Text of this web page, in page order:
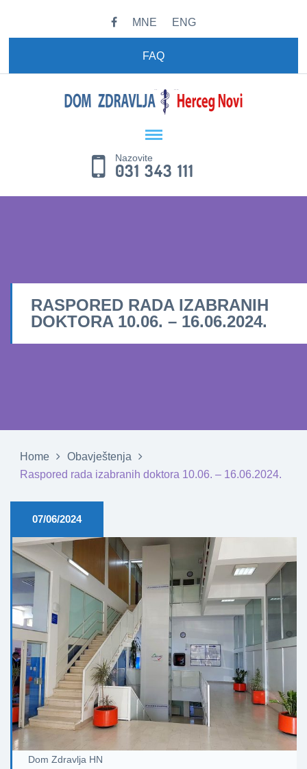
MNE ENG
FAQ
Nazovite
031 343 111
RASPORED RADA IZABRANIH
DOKTORA 10.06. – 16.06.2024.
Home
Obavještenja
Raspored rada izabranih doktora 10.06. – 16.06.2024.
07/06/2024
Dom Zdravlja HN